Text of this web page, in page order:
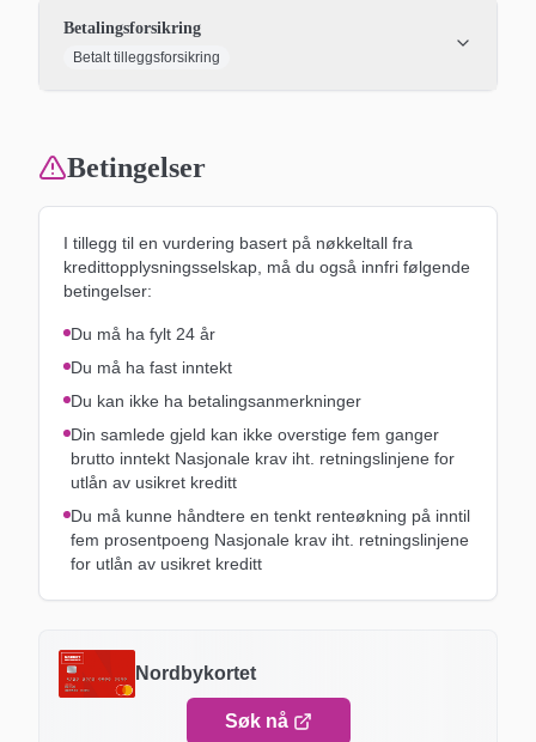
Betalingsforsikring
Betalt tilleggsforsikring
Betingelser
I tillegg til en vurdering basert på nøkkeltall fra
kredittopplysningsselskap, må du også innfri følgende
betingelser:
Du må ha fylt 24 år
Du må ha fast inntekt
Du kan ikke ha betalingsanmerkninger
Din samlede gjeld kan ikke overstige fem ganger
brutto inntekt Nasjonale krav iht. retningslinjene for
utlån av usikret kreditt
Du må kunne håndtere en tenkt renteøkning på inntil
fem prosentpoeng Nasjonale krav iht. retningslinjene
for utlån av usikret kreditt
Nordbykortet
Søk nå